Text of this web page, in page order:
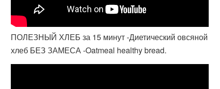
ПОЛЕЗНЫЙ ХЛЕБ за 15 минут -Диетический овсяной
хлеб БЕЗ ЗАМЕСА -Oatmeal healthy bread.